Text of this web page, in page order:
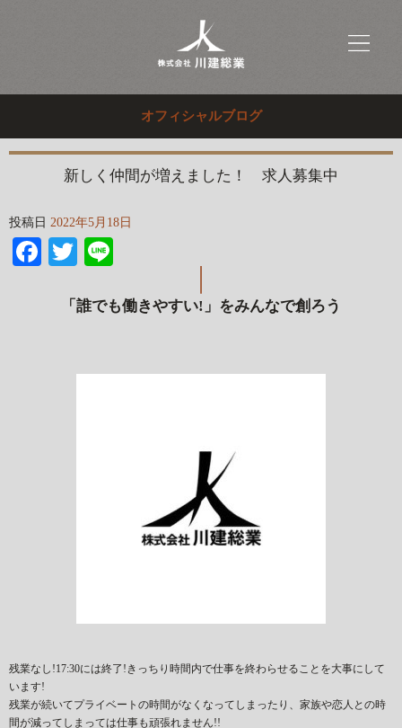
オフィシャルブログ
新しく仲間が増えました！ 求人募集中
投稿日 2022年5月18日
Facebook
Twitter
「誰でも働きやすい!」をみんなで創ろう
残業なし!17:30には終了!きっちり時間内で仕事を終わらせることを大事にして
います!
残業が続いてプライベートの時間がなくなってしまったり、家族や恋人との時
間が減ってしまっては仕事も頑張れません!!